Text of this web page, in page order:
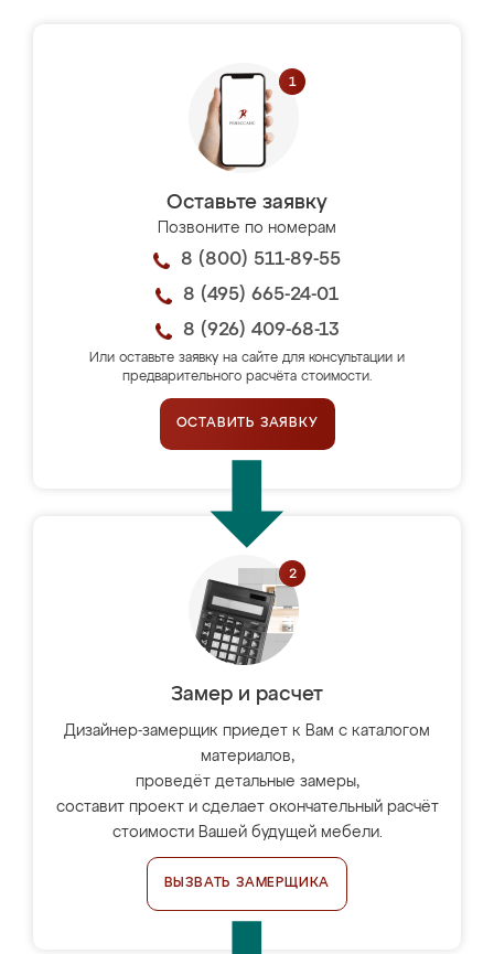
Оставьте заявку
Позвоните по номерам
8 (800) 511-89-55
8 (495) 665-24-01
8 (926) 409-68-13
Или оставьте заявку на сайте для консультации и
предварительного расчёта стоимости.
ОСТАВИТЬ ЗАЯВКУ
Замер и расчет
Дизайнер-замерщик приедет к Вам с каталогом
материалов,
проведёт детальные замеры,
составит проект и сделает окончательный расчёт
стоимости Вашей будущей мебели.
ВЫЗВАТЬ ЗАМЕРЩИКА